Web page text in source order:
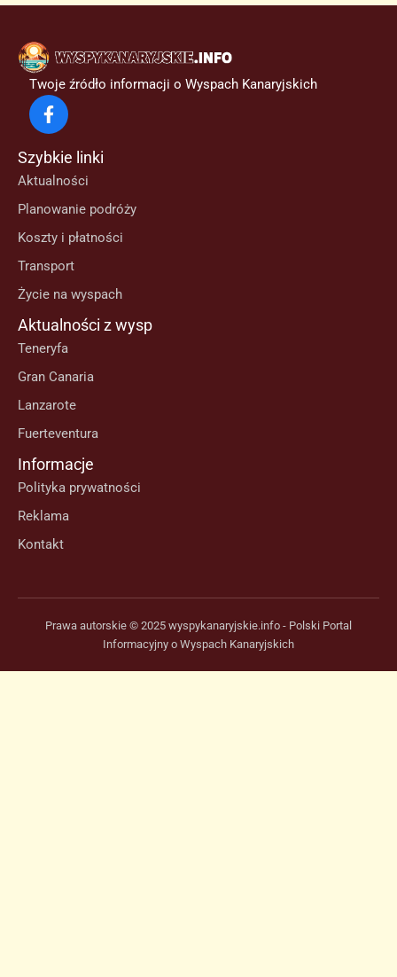
Twoje źródło informacji o Wyspach Kanaryjskich
Szybkie linki
Aktualności
Planowanie podróży
Koszty i płatności
Transport
Życie na wyspach
Aktualności z wysp
Teneryfa
Gran Canaria
Lanzarote
Fuerteventura
Informacje
Polityka prywatności
Reklama
Kontakt
Prawa autorskie © 2025 wyspykanaryjskie.info - Polski Portal
Informacyjny o Wyspach Kanaryjskich